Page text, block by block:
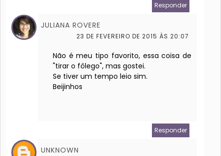
Responder
JULIANA ROVERE
23 DE FEVEREIRO DE 2015 ÀS 20:07
Não é meu tipo favorito, essa coisa de
"tirar o fôlego", mas gostei.
Se tiver um tempo leio sim.
Beijinhos
Responder
UNKNOWN